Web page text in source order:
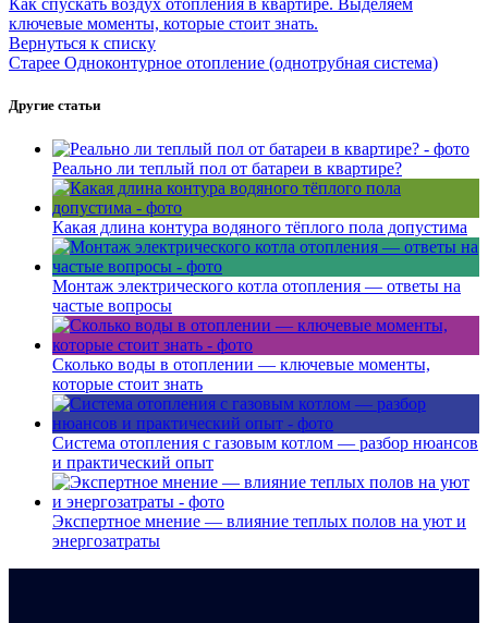
Как спускать воздух отопления в квартире. Выделяем
ключевые моменты, которые стоит знать.
Вернуться к списку
Старее Одноконтурное отопление (однотрубная система)
Другие статьи
Реально ли теплый пол от батареи в квартире?
Какая длина контура водяного тёплого пола допустима
Монтаж электрического котла отопления — ответы на
частые вопросы
Сколько воды в отоплении — ключевые моменты,
которые стоит знать
Система отопления с газовым котлом — разбор нюансов
и практический опыт
Экспертное мнение — влияние теплых полов на уют и
энергозатраты